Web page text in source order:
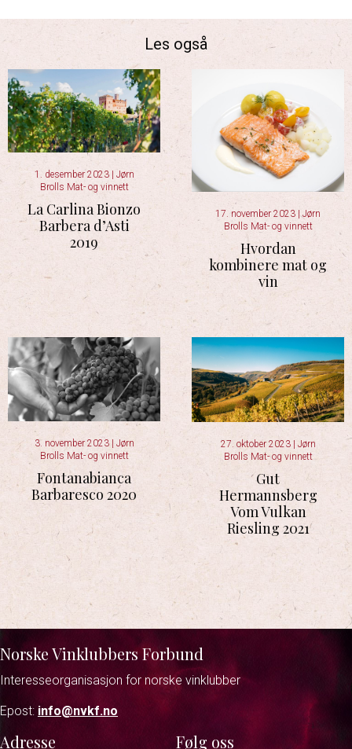
Les også
1. desember 2023
Jørn
Brolls Mat- og vinnett
La Carlina Bionzo
Barbera d’Asti
2019
17. november 2023 | Jørn
Brolls Mat- og vinnett
Hvordan
kombinere mat og
vin
3. november 2023
Jørn
Brolls Mat- og vinnett
Fontanabianca
Barbaresco 2020
27. oktober 2023
Jørn
Brolls Mat- og vinnett
Gut
Hermannsberg
Vom Vulkan
Riesling 2021
Norske Vinklubbers Forbund
Interesseorganisasjon for norske vinklubber
Epost: info@nvkf.no
Adresse Følg oss